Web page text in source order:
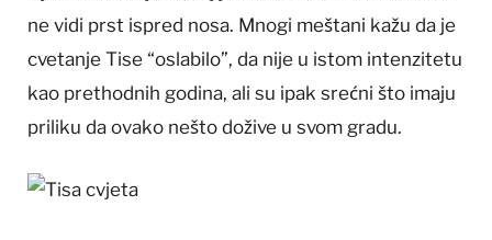
ne vidi prst ispred nosa. Mnogi meštani kažu da je
cvetanje Tise “oslabilo”, da nije u istom intenzitetu
kao prethodnih godina, ali su ipak srećni što imaju
priliku da ovako nešto dožive u svom gradu.